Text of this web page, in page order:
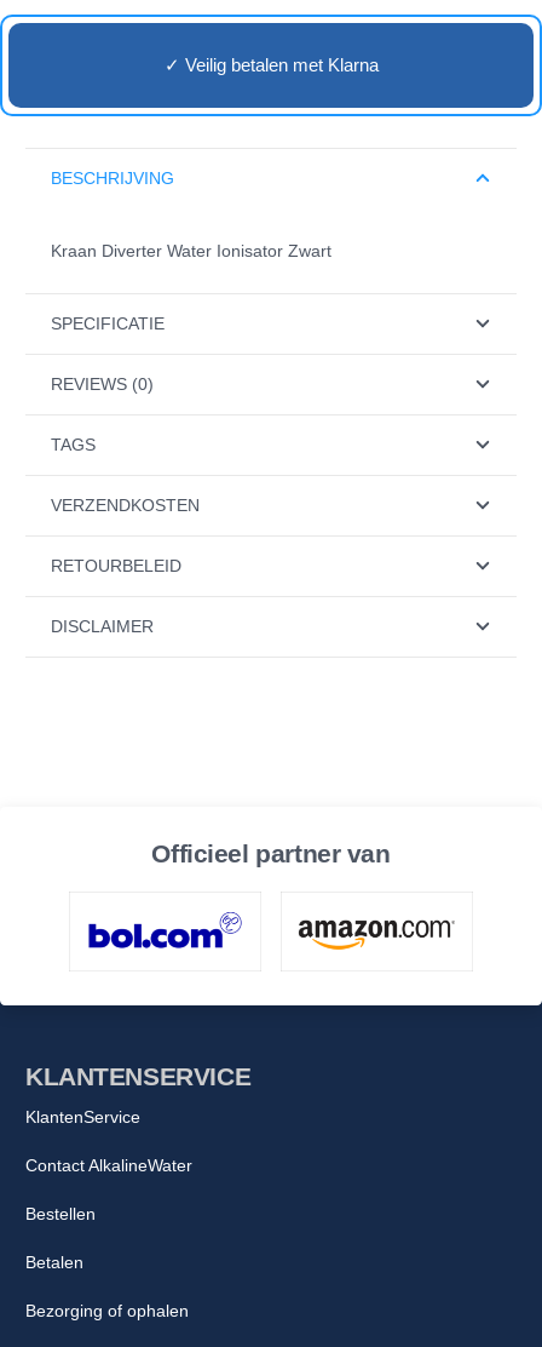
✓ Veilig betalen met Klarna
BESCHRIJVING
Kraan Diverter Water Ionisator Zwart
SPECIFICATIE
REVIEWS (0)
TAGS
VERZENDKOSTEN
RETOURBELEID
DISCLAIMER
Officieel partner van
KLANTENSERVICE
KlantenService
Contact AlkalineWater
Bestellen
Betalen
Bezorging of ophalen